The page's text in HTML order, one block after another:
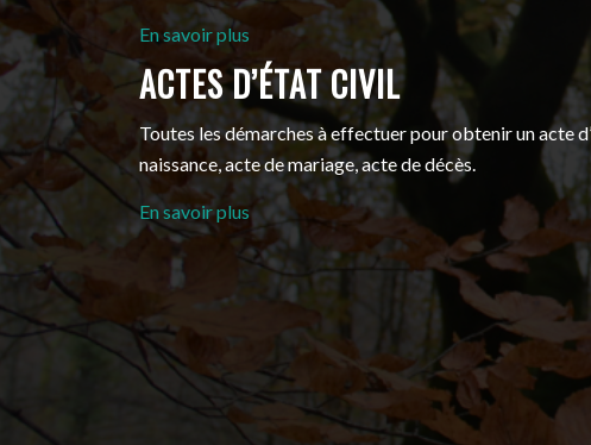
En savoir plus
ACTES D’ÉTAT CIVIL
Toutes les démarches à effectuer pour obtenir un acte
naissance, acte de mariage, acte de décès.
En savoir plus